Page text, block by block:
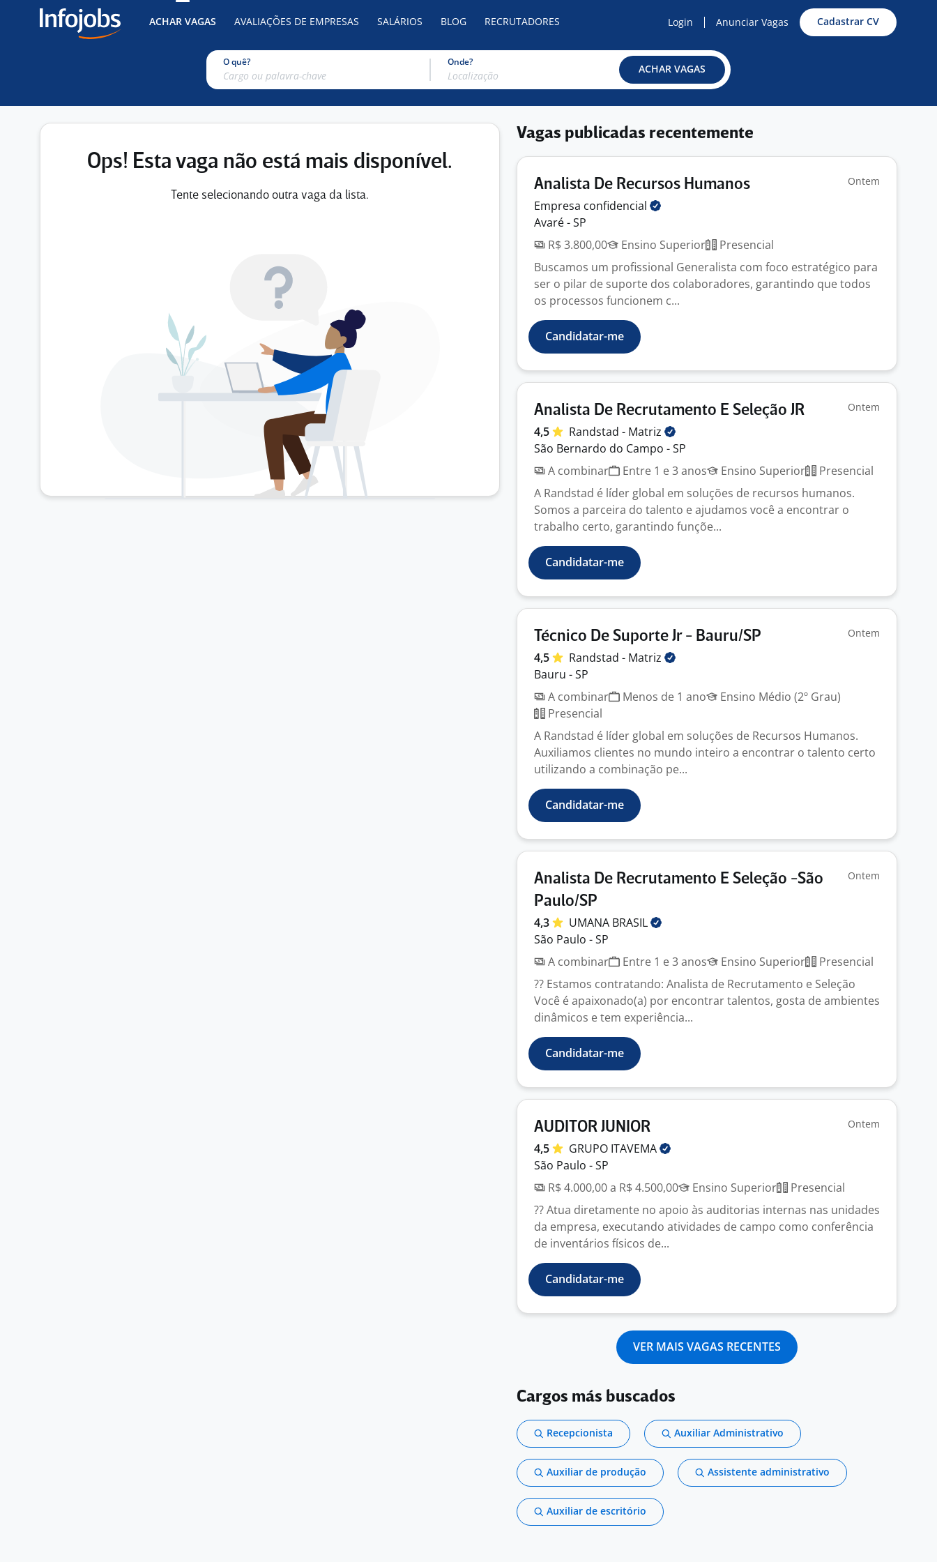
ACHAR VAGAS AVALIAÇÕES DE EMPRESAS SALÁRIOS BLOG RECRUTADORES Login Anunciar Vagas Cadastrar CV
O quê? Onde?
ACHAR VAGAS
Ops! Esta vaga não está mais disponível.
Tente selecionando outra vaga da lista.
Vagas publicadas recentemente
Analista De Recursos Humanos Ontem
Empresa confidencial
Avaré - SP
R$ 3.800,00
Ensino Superior
Presencial
Buscamos um profissional Generalista com foco estratégico para
ser o pilar de suporte dos colaboradores, garantindo que todos
os processos funcionem c...
Candidatar-me
Analista De Recrutamento E Seleção JR Ontem
4,5 Randstad - Matriz
São Bernardo do Campo - SP
A combinar
Entre 1 e 3 anos Ensino Superior
Presencial
A Randstad é líder global em soluções de recursos humanos.
Somos a parceira do talento e ajudamos você a encontrar o
trabalho certo, garantindo funçõe...
Candidatar-me
Técnico De Suporte Jr - Bauru/SP Ontem
4,5 Randstad - Matriz
Bauru - SP
A combinar
Menos de 1 ano
Ensino Médio (2º Grau)
Presencial
A Randstad é líder global em soluções de Recursos Humanos.
Auxiliamos clientes no mundo inteiro a encontrar o talento certo
utilizando a combinação pe...
Candidatar-me
Analista De Recrutamento E Seleção -São
Paulo/SP
Ontem
4,3 UMANA BRASIL
São Paulo - SP
A combinar
Entre 1 e 3 anos Ensino Superior
Presencial
?? Estamos contratando: Analista de Recrutamento e Seleção
Você é apaixonado(a) por encontrar talentos, gosta de ambientes
dinâmicos e tem experiência...
Candidatar-me
AUDITOR JUNIOR Ontem
4,5 GRUPO ITAVEMA
São Paulo - SP
R$ 4.000,00 a R$ 4.500,00
Ensino Superior
Presencial
?? Atua diretamente no apoio às auditorias internas nas unidades
da empresa, executando atividades de campo como conferência
de inventários físicos de...
Candidatar-me
VER MAIS VAGAS RECENTES
Cargos más buscados
Recepcionista Auxiliar Administrativo
Auxiliar de produção Assistente administrativo
Auxiliar de escritório